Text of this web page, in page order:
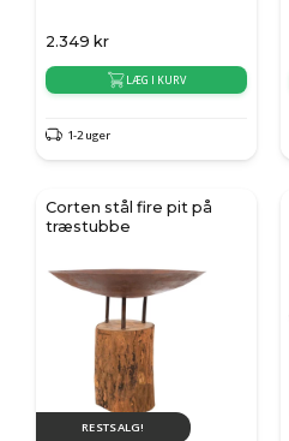
2.349 kr
LÆG I KURV
1-2 uger
Corten stål fire pit på
træstubbe
RESTSALG!